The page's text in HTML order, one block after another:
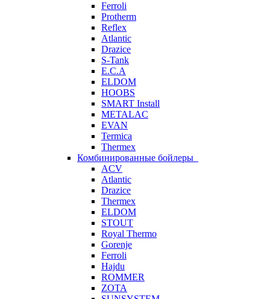
Ferroli
Protherm
Reflex
Atlantic
Drazice
S-Tank
E.C.A
ELDOM
HOOBS
SMART Install
METALAC
EVAN
Termica
Thermex
Комбинированные бойлеры
ACV
Atlantic
Drazice
Thermex
ELDOM
STOUT
Royal Thermo
Gorenje
Ferroli
Hajdu
ROMMER
ZOTA